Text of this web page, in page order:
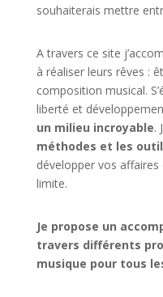
souhaiterais mettre
A travers ce site
à réaliser leurs rêves :
composition musical.
liberté et
un milieu incroyable.
méthodes et les
développer vos
limite.
Je propose un
travers différents
musique pour tous